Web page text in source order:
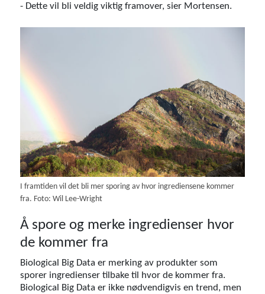
- Dette vil bli veldig viktig framover, sier Mortensen.
I framtiden vil det bli mer sporing av hvor ingrediensene kommer
fra. Foto: Wil Lee-Wright
Å spore og merke ingredienser hvor
de kommer fra
Biological Big Data er merking av produkter som
sporer ingredienser tilbake til hvor de kommer fra.
Biological Big Data er ikke nødvendigvis en trend, men